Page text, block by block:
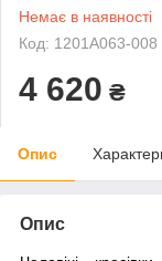
Немає в наявності
Код: 1201A063-008
4 620 ₴
Опис
Опис